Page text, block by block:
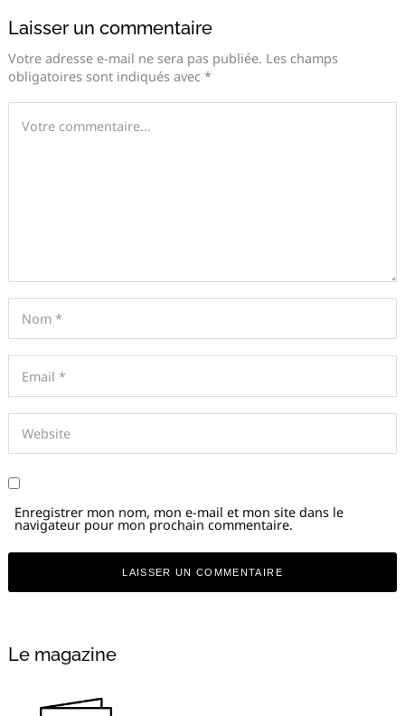
Laisser un commentaire
Votre adresse e-mail ne sera pas publiée. Les champs
obligatoires sont indiqués avec *
Enregistrer mon nom, mon e-mail et mon site dans le
navigateur pour mon prochain commentaire.
Le magazine